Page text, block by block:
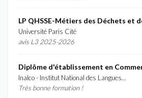
LP QHSSE-Métiers des Déchets et
Université Paris Cité
avis L3 2025-2026
Inalco - Institut National des Langues...
Très bonne formation !